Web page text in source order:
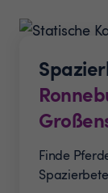
Finde